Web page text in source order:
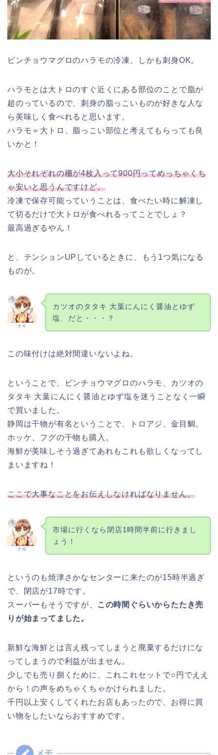
ビンチョウマグロのハラモの冷凍、しかも刺身OK。
ハラモとは大トロのすぐ近くにある部位のことで脂が
超のっているので、刺身の脂っこいものが好きな人な
ら美味しく食べれると思います。
ハラモ＝大トロ、脂っこい部位と考えてもらっても良
いかと！
大小それぞれの柵が4枚入って900円ってめっちゃくち
ゃ安いと思うんですけど。
冷凍で保存可能っていうことは、食べたい時に解凍し
て切るだけで大トロが食べれるってことでしょ？
最高過ぎるやん！
と、テンションUPしているときに、もう1つ気になる
ものが。
ナギ
カツオのタタキ 大葉にんにく醤油とゆず
塩、だと・・・？
この味付けは絶対間違いないよね。
ということで、ビンチョウマグロのハラモ、カツオの
タタキ 大葉にんにく醤油とゆず塩を迷うことなく一瞬
で買いました。
静岡は干物が有名ということで、トロアジ、金目鯛、
ホッケ、フグの干物も購入。
海鮮が美味しそう過ぎてあれもこれも欲しくなってし
まいますね！
ここで大事なことをお伝えしなければなりません。
ナギ
市場に行くなら閉店1時間半前に行きまし
ょう！
というのも焼津さかなセンターに来たのが15時半過ぎ
で、閉店が17時です。
スーパーもそうですが、
この時間ぐらいからたたき売
りが始まってました。
新鮮な海鮮とは言え残ってしまうと廃棄するだけにな
ってしまうので利益が出ません。
少しでも売り捌くために、これこれセットで○円でええ
から！の声をめちゃくちゃかけられました。
千円以上安くしてくれたお店もあったので、お得に買
い物をしたいならおすすめです。